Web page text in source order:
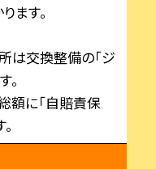
ます。
は交換整備の「ジ
。
額に「自賠責保